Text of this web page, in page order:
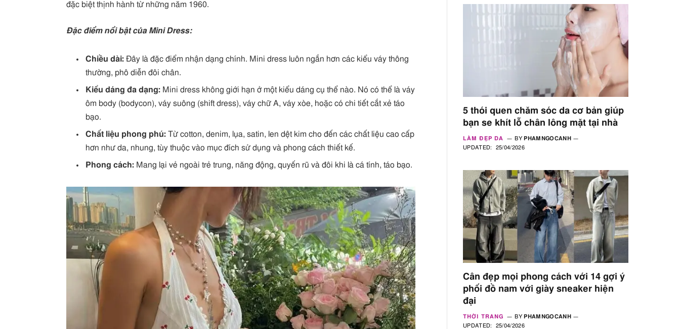
đặc biệt thịnh hành từ những năm 1960.
Đặc điểm nổi bật của Mini Dress:
Chiều dài: Đây là đặc điểm nhận dạng chính. Mini dress luôn ngắn hơn các kiểu váy thông
thường, phô diễn đôi chân.
Kiểu dáng đa dạng: Mini dress không giới hạn ở một kiểu dáng cụ thể nào. Nó có thể là váy
ôm body (bodycon), váy suông (shift dress), váy chữ A, váy xòe, hoặc có chi tiết cắt xẻ táo
bạo.
Chất liệu phong phú: Từ cotton, denim, lụa, satin, len dệt kim cho đến các chất liệu cao cấp
hơn như da, nhung, tùy thuộc vào mục đích sử dụng và phong cách thiết kế.
Phong cách: Mang lại vẻ ngoài trẻ trung, năng động, quyến rũ và đôi khi là cá tính, táo bạo.
5 thói quen chăm sóc da cơ bản giúp
bạn se khít lỗ chân lông mặt tại nhà
LÀM ĐẸP DA BY PHAMNGOCANH
UPDATED:
25/04/2026
Cân đẹp mọi phong cách với 14 gợi ý
phối đồ nam với giày sneaker hiện
đại
THỜI TRANG BY PHAMNGOCANH
UPDATED:
25/04/2026